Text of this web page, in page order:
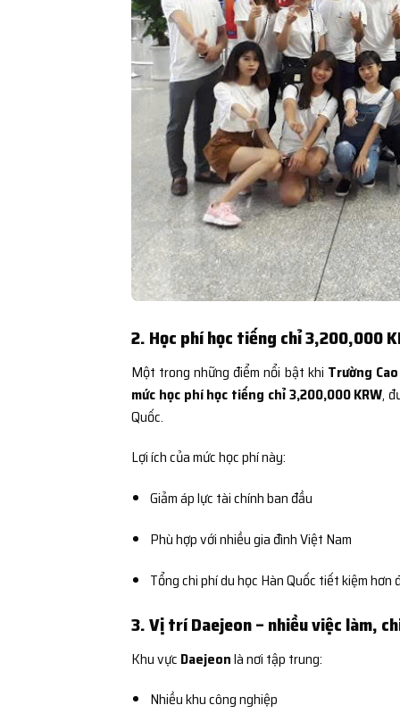
2. Học phí học tiếng chỉ 3,200,000
Một trong những điểm nổi bật khi Trường
mức học phí học tiếng chỉ 3,200,000 KRW,
Quốc.
Lợi ích của mức học phí này:
Giảm áp lực tài chính ban đầu
Phù hợp với nhiều gia đình Việt Nam
Tổng chi phí du học Hàn Quốc tiết kiệm hơn
3. Vị trí Daejeon – nhiều việc làm,
Khu vực Daejeonlà nơi tập trung:
Nhiều khu công nghiệp